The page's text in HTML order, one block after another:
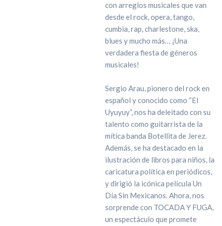
con arreglos musicales que van
desde el rock, opera, tango,
cumbia, rap, charlestone, ska,
blues y mucho más… ¡Una
verdadera fiesta de géneros
musicales!
Sergio Arau, pionero del rock en
español y conocido como “El
Uyuyuy”, nos ha deleitado con su
talento como guitarrista de la
mítica banda Botellita de Jerez.
Además, se ha destacado en la
ilustración de libros para niños, la
caricatura política en periódicos,
y dirigió la icónica película Un
Día Sin Mexicanos. Ahora, nos
sorprende con TOCADA Y FUGA,
un espectáculo que promete